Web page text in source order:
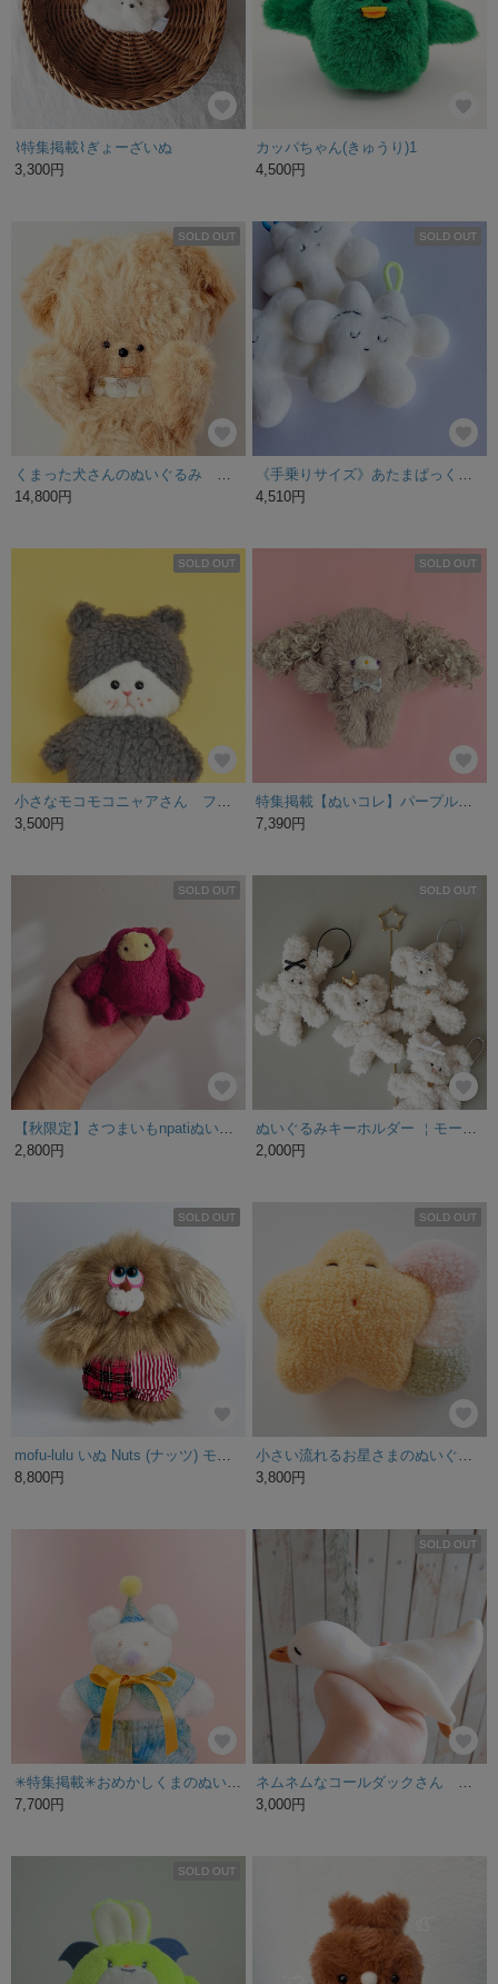
⌇特集掲載⌇ぎょーざいぬ
3,300円
カッパちゃん(きゅうり)1
4,500円
SOLD OUT
14,800円
SOLD OUT
4,510円
SOLD OUT
3,500円
SOLD OUT
7,390円
SOLD OUT
2,800円
SOLD OUT
2,000円
SOLD OUT
8,800円
SOLD OUT
3,800円
7,700円
SOLD OUT
3,000円
SOLD OUT